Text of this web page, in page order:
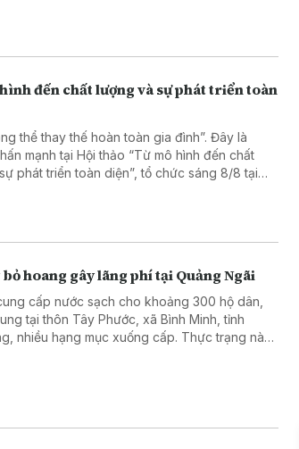
đến chất lượng và sự phát triển toàn
thể thay thế hoàn toàn gia đình”. Đây là
mạnh tại Hội thảo “Từ mô hình đến chất
phát triển toàn diện”, tổ chức sáng 8/8 tại
hoang gây lãng phí tại Quảng Ngãi
cấp nước sạch cho khoảng 300 hộ dân,
tại thôn Tây Phước, xã Bình Minh, tỉnh
nhiều hạng mục xuống cấp. Thực trạng này